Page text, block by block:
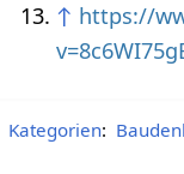
↑ https://
Kategorien: